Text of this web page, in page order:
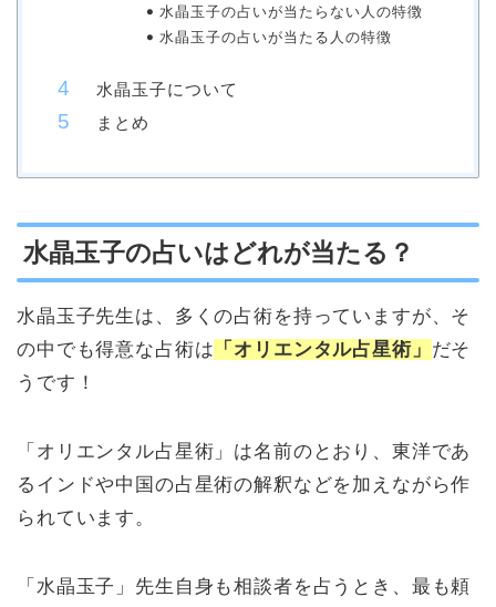
水晶玉子の占いが当たらない人の特徴
水晶玉子の占いが当たる人の特徴
水晶玉子について
まとめ
水晶玉子の占いはどれが当たる？
水晶玉子先生は、多くの占術を持っていますが、そ
の中でも得意な占術は 「オリエンタル占星術」 だそ
うです！
「オリエンタル占星術」は名前のとおり、東洋であ
るインドや中国の占星術の解釈などを加えながら作
られています。
「水晶玉子」先生自身も相談者を占うとき、最も頼